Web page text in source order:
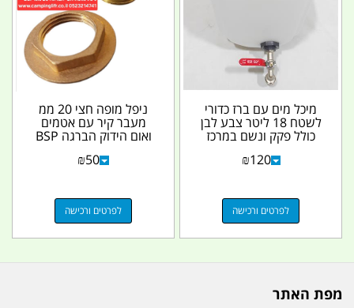
מיכל מים עם ברז כדורי
לשטח 18 ליטר צבע לבן
כולל פקק ונשם במרכז
קמפינג לייף
₪120
לפרטים ורכישה
ניפל מופה חצי 20 ממ
מעבר קיר עם אטמים
ואום הידוק הברגה BSP
קמפינג לייף
₪50
לפרטים ורכישה
מפת האתר